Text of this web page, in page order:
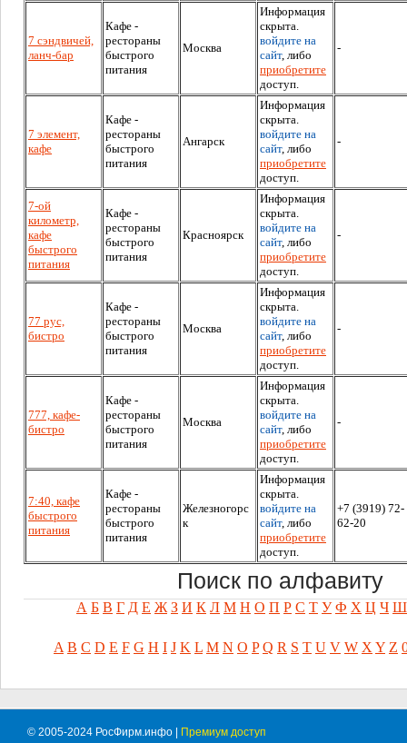
7 сэндвичей,
ланч-бар
Кафе -
рестораны
быстрого
питания
Москва
Информация
скрыта.
войдите на
сайт, либо
приобретите
доступ.
-
7 элемент,
кафе
Кафе -
рестораны
быстрого
питания
Ангарск
Информация
скрыта.
войдите на
сайт, либо
приобретите
доступ.
-
7-ой
километр,
кафе
быстрого
питания
Кафе -
рестораны
быстрого
питания
Красноярск
Информация
скрыта.
войдите на
сайт, либо
приобретите
доступ.
-
77 рус,
бистро
Кафе -
рестораны
быстрого
питания
Москва
Информация
скрыта.
войдите на
сайт, либо
приобретите
доступ.
-
777, кафе-
бистро
Кафе -
рестораны
быстрого
питания
Москва
Информация
скрыта.
войдите на
сайт, либо
приобретите
доступ.
-
7:40, кафе
быстрого
питания
Кафе -
рестораны
быстрого
питания
Железногорс
к
Информация
скрыта.
войдите на
сайт, либо
приобретите
доступ.
+7 (3919) 72-
62-20
Поиск по алфавиту
А Б В Г Д Е Ж З И К Л М Н О П Р С Т У Ф Х Ц Ч Ш
A B C D E F G H I J K L M N O P Q R S T U V W X Y Z
© 2005-2024 РосФирм.инфо | Премиум доступ